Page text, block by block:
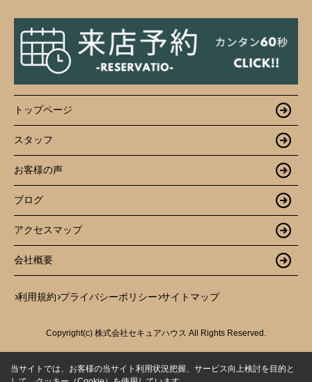
トップページ
スタッフ
お客様の声
ブログ
アクセスマップ
会社概要
利用規約 プライバシーポリシー サイトマップ
Copyright(c) 株式会社セキュアハウス All Rights Reserved.
当サイトでは、お客様の当サイト利用状況把握、サービス向上検討を目的と